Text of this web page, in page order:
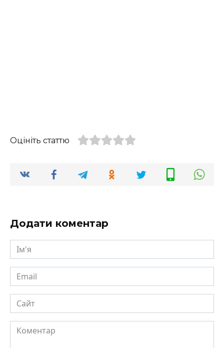
Оцініть статтю
Додати коментар
Ім'я
Email
Сайт
Коментар